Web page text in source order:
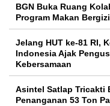
BGN Buka Ruang
Program Makan
Jelang HUT ke-81 RI,
Indonesia Ajak
Kebersamaan
Asintel Satlap Tricakti
Penanganan 53 Ton